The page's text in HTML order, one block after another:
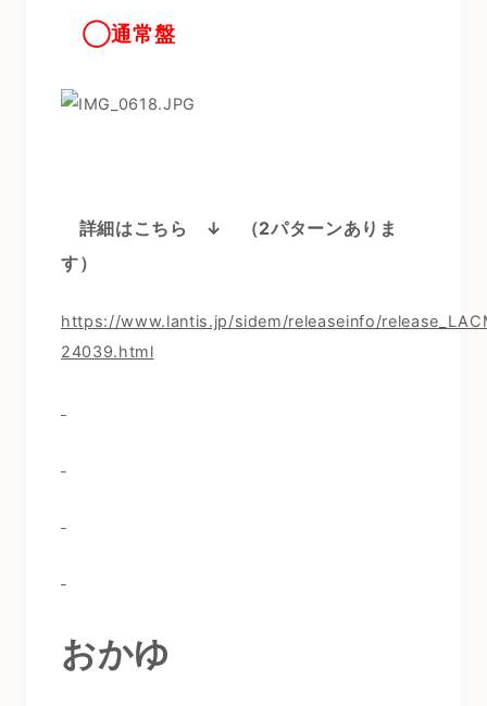
◯通常盤
詳細はこちら ↓
（2パターンありま
す）
https://www.lantis.jp/sidem/releaseinfo/
24039.html
おかゆ